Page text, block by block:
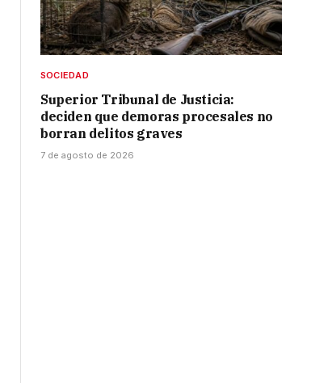
SOCIEDAD
Superior Tribunal de Justicia:
deciden que demoras procesales no
borran delitos graves
7 de agosto de 2026